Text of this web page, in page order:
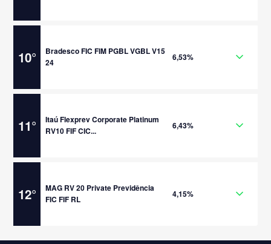
10°
Bradesco FIC FIM PGBL VGBL V15
24
6,53%
11°
Itaú Flexprev Corporate Platinum
RV10 FIF CIC...
6,43%
12°
MAG RV 20 Private Previdência
FIC FIF RL
4,15%